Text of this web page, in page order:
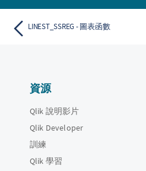
LINEST_SSREG - 圖表函數
資源
Qlik 說明影片
Qlik Developer
訓練
Qlik 學習